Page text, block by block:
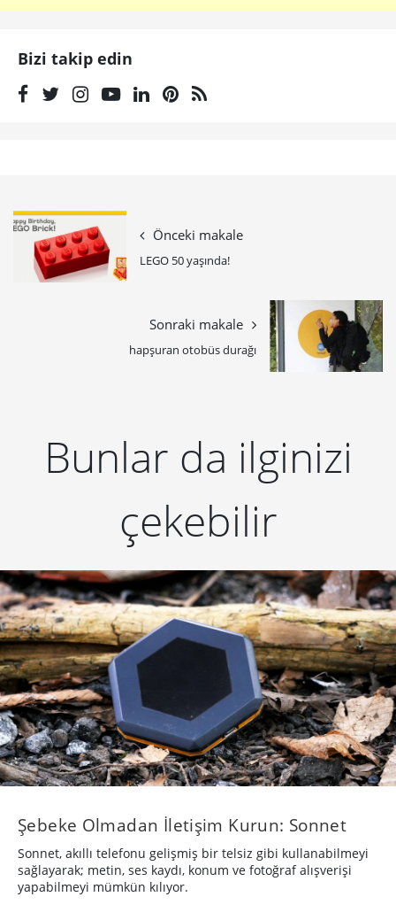
Bizi takip edin
Önceki makale
LEGO 50 yaşında!
Sonraki makale
hapşuran otobüs durağı
Bunlar da ilginizi
çekebilir
Şebeke Olmadan İletişim Kurun: Sonnet
Sonnet, akıllı telefonu gelişmiş bir telsiz gibi kullanabilmeyi
sağlayarak; metin, ses kaydı, konum ve fotoğraf alışverişi
yapabilmeyi mümkün kılıyor.